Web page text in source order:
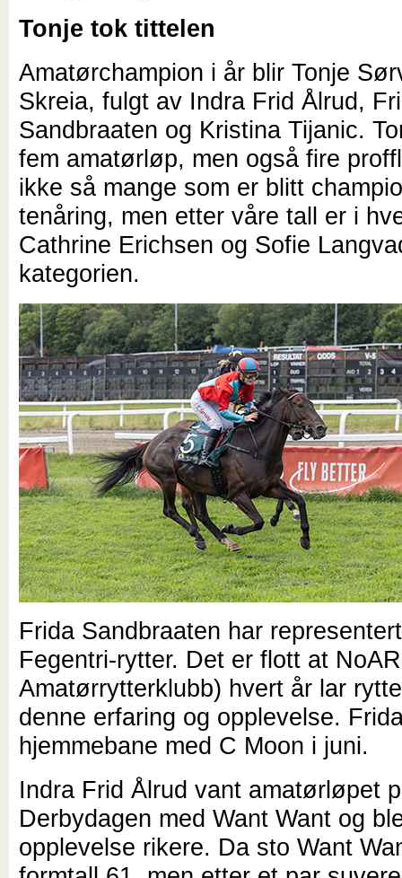
Tonje tok tittelen
Amatørchampion i år blir Tonje
Skreia, fulgt av Indra Frid Ålrud,
Sandbraaten og Kristina Tijanic.
fem amatørløp, men også fire
ikke så mange som er blitt
tenåring, men etter våre tall er i
Cathrine Erichsen og Sofie
kategorien.
Frida Sandbraaten har
Fegentri-rytter. Det er flott at
Amatørrytterklubb) hvert år lar
denne erfaring og opplevelse.
hjemmebane med C Moon i juni.
Indra Frid Ålrud vant amatørløpet
Derbydagen med Want Want og
opplevelse rikere. Da sto Want